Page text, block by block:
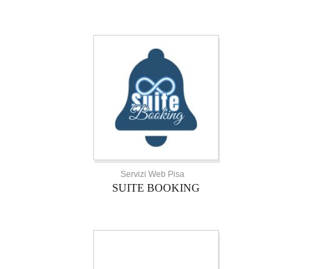
Servizi Web Pisa
SUITE BOOKING